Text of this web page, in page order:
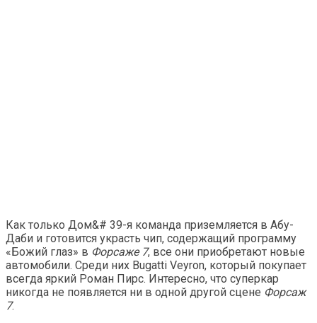
Как только Дом&# 39-я команда приземляется в Абу-
Даби и готовится украсть чип, содержащий программу
«Божий глаз» в Форсаже 7, все они приобретают новые
автомобили. Среди них Bugatti Veyron, который покупает
всегда яркий Роман Пирс. Интересно, что суперкар
никогда не появляется ни в одной другой сцене Форсаж
7.